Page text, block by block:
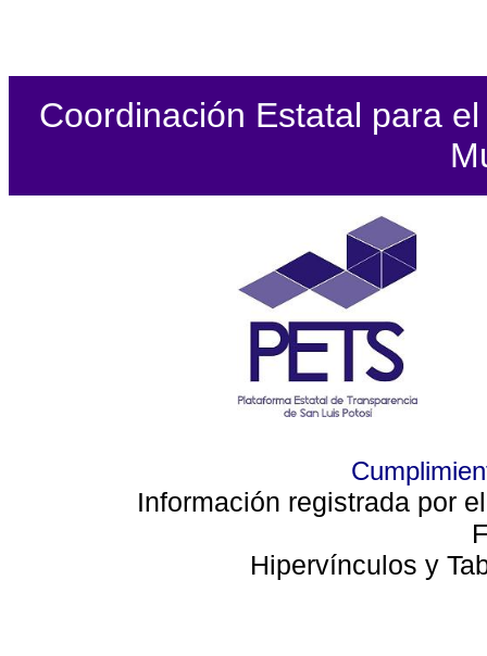
Coordinación Estatal para
Información registrada por
Hipervínculos y